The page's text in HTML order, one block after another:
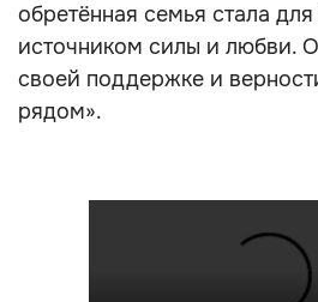
обретённая семья стала
источником силы и любви.
своей поддержке и
рядом».